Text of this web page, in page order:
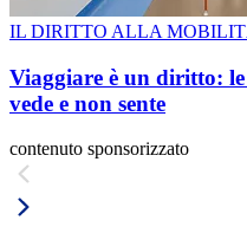
IL DIRITTO ALLA
Viaggiare è un diritto:
vede e non sente
contenuto sponsorizzato